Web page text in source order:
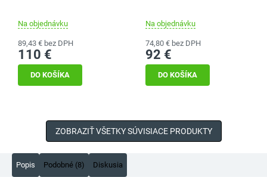
Na objednávku
89,43 € bez DPH
110 €
DO KOŠÍKA
Na objednávku
74,80 € bez DPH
92 €
DO KOŠÍKA
ZOBRAZIŤ VŠETKY SÚVISIACE PRODUKTY
Popis Podobné (8) Diskusia